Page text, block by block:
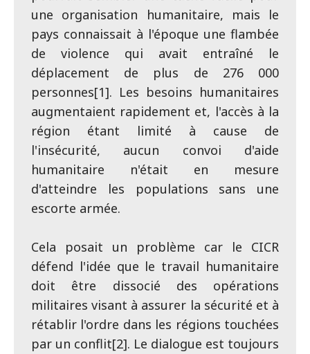
une organisation humanitaire, mais le
pays connaissait à l'époque une flambée
de violence qui avait entraîné le
déplacement de plus de 276 000
personnes[1]. Les besoins humanitaires
augmentaient rapidement et, l'accès à la
région étant limité à cause de
l'insécurité, aucun convoi d'aide
humanitaire n'était en mesure
d'atteindre les populations sans une
escorte armée.
Cela posait un problème car le CICR
défend l'idée que le travail humanitaire
doit être dissocié des opérations
militaires visant à assurer la sécurité et à
rétablir l'ordre dans les régions touchées
par un conflit[2]. Le dialogue est toujours